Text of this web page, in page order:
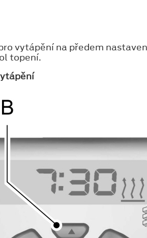
vytápění na předem
topení.